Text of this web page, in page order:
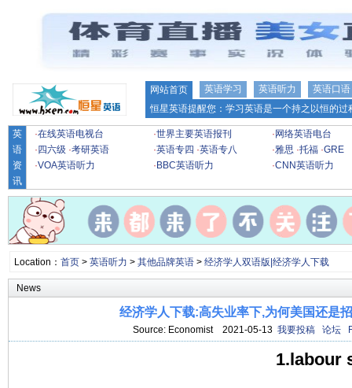
网站首页 英语学习 英语听力
英语口语
恒星英语提醒您：学习英语是一个持之以恒的
英
语
资
讯
·在线英语电视台 ·世界主要英语报刊 · 网络英语电台
· 四六级 ·考研英语 ·英语专四 ·英语专八 ·雅思 ·托福 ·GRE
·VOA英语听力 · BBC英语听力 ·CNN英语听力
Location： 首页> 英语听力 > 其他品牌英语> 经济学人双语版|经济学人下载
News
经济学人下载:高失业率下,为何美国还是
Source: Economist 2021-05-13 我要投稿 论坛
1.labour